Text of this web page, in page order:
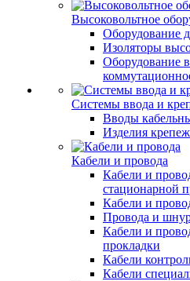
Высоковольтное
Оборудование
Изоляторы
Оборудование
Системы ввода и
Вводы
Изделия
Кабели и провода
Кабели и
стационарной
Кабели и
Провода и
Кабели и
прокладки
Кабели
Кабели